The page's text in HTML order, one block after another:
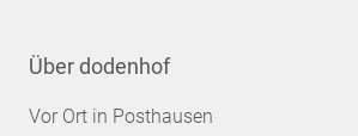
Über dodenhof
Vor Ort in Posthausen